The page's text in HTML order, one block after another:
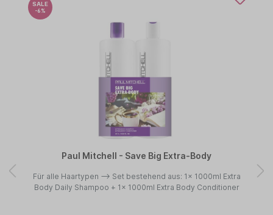
SALE
-6%
Paul Mitchell - Save Big Extra-Body
Für alle Haartypen --> Set bestehend aus: 1x 1000ml Extra
Body Daily Shampoo + 1x 1000ml Extra Body Conditioner